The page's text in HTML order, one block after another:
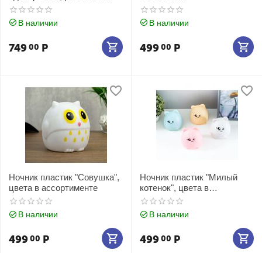
батареек
В наличии
74900 Р
В наличии
49900 Р
Ночник пластик "Совушка",
цвета в ассортименте
В наличии
49900 Р
Ночник пластик "Милый
котенок", цвета в
ассортименте
В наличии
49900 Р